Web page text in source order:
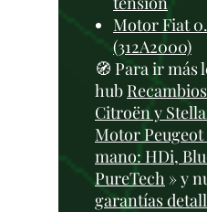
Motor Fiat
(312A2000)
🧭 Para ir más
hub
Citroën y
Motor Peugeot
mano: HDi,
PureTech » y
garantías